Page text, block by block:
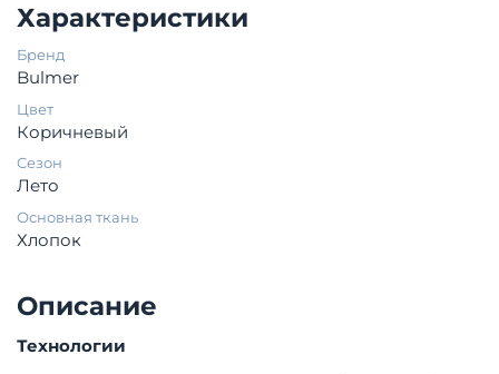
Характеристики
Бренд
Bulmer
Цвет
Коричневый
Сезон
Лето
Основная ткань
Хлопок
Описание
Технологии